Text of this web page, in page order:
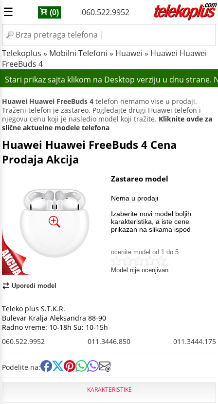
☰ (0) 060.522.9952
Telekoplus » Mobilni Telefoni » Huawei » Huawei Huawei
FreeBuds 4
Stari prikaz sajta klikom na Desktop verziju u dnu
Huawei Huawei FreeBuds 4 telefon nemamo vise u prodaji.
Traženi telefon je zastareo. Pogledajte drugi Huawei telefon i
njegovu cenu koji je nasledio model koji tražite. Kliknite ovde za
slične aktuelne modele telefona
Huawei Huawei FreeBuds 4 Cena
Prodaja Akcija
Uporedi model
Zastareo model
Nema u prodaji
Izaberite novi model boljih
karakteristika, a iste cene
prikazan na slikama ispod
ocenite model od 1 do 5
Model nije ocenjivan.
Teleko plus S.T.K.R.
Bulevar Kralja Aleksandra 88-90
Radno vreme: 10-18h Su: 10-15h
060.522.9952
011.3446.850 011.3444.175
Podelite na:
KARAKTERISTIKE